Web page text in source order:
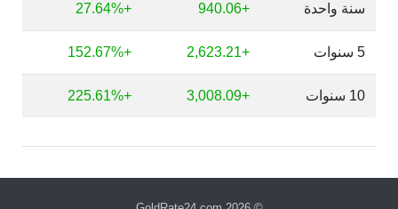
سنة واحدة +940.06
+27.64%
5 سنوات +2,623.21
+152.67%
10 سنوات +3,008.09
+225.61%